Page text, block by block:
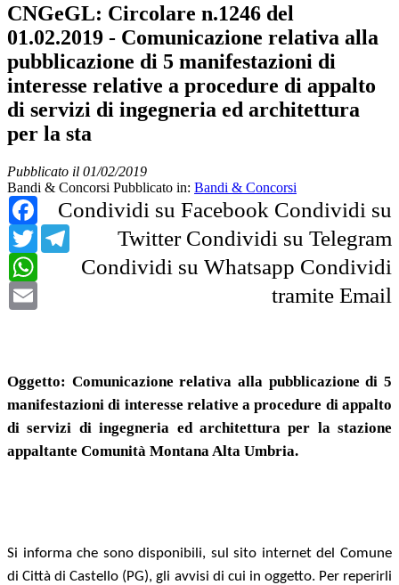
CNGeGL: Circolare n.1246 del
01.02.2019 - Comunicazione relativa alla
pubblicazione di 5 manifestazioni di
interesse relative a procedure di appalto
di servizi di ingegneria ed architettura
per la sta
Pubblicato il 01/02/2019
Bandi & Concorsi Pubblicato in: Bandi & Concorsi
Condividi su Facebook
Facebook
Condividi su
Twitter
Twitter Condividi su Telegram
Telegram
Condividi su Whatsapp
WhatsApp
Condividi
tramite Email
Oggetto: Comunicazione relativa alla pubblicazione di 5
manifestazioni di interesse relative a procedure di appalto
di servizi di ingegneria ed architettura per la stazione
appaltante Comunità Montana Alta Umbria.
Si informa che sono disponibili, sul sito internet del Comune
di Città di Castello (PG), gli avvisi di cui in oggetto. Per reperirli